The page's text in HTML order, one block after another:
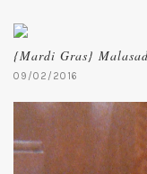
{Mardi Gras}
09/02/2016